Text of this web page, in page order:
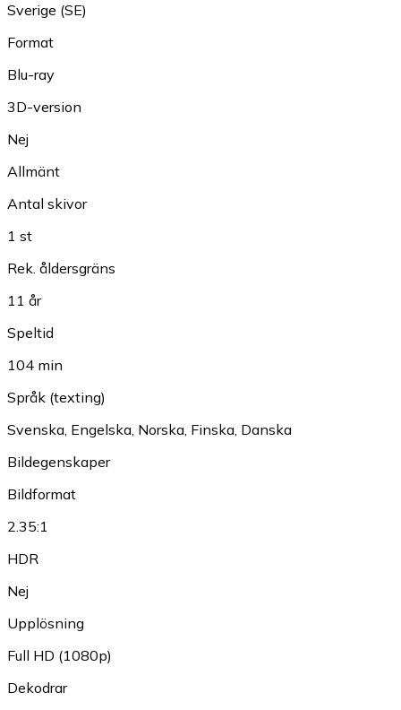
Sverige (SE)
Format
Blu-ray
3D-version
Nej
Allmänt
Antal skivor
1 st
Rek. åldersgräns
11 år
Speltid
104 min
Språk (texting)
Svenska, Engelska, Norska, Finska, Danska
Bildegenskaper
Bildformat
2.35:1
HDR
Nej
Upplösning
Full HD (1080p)
Dekodrar